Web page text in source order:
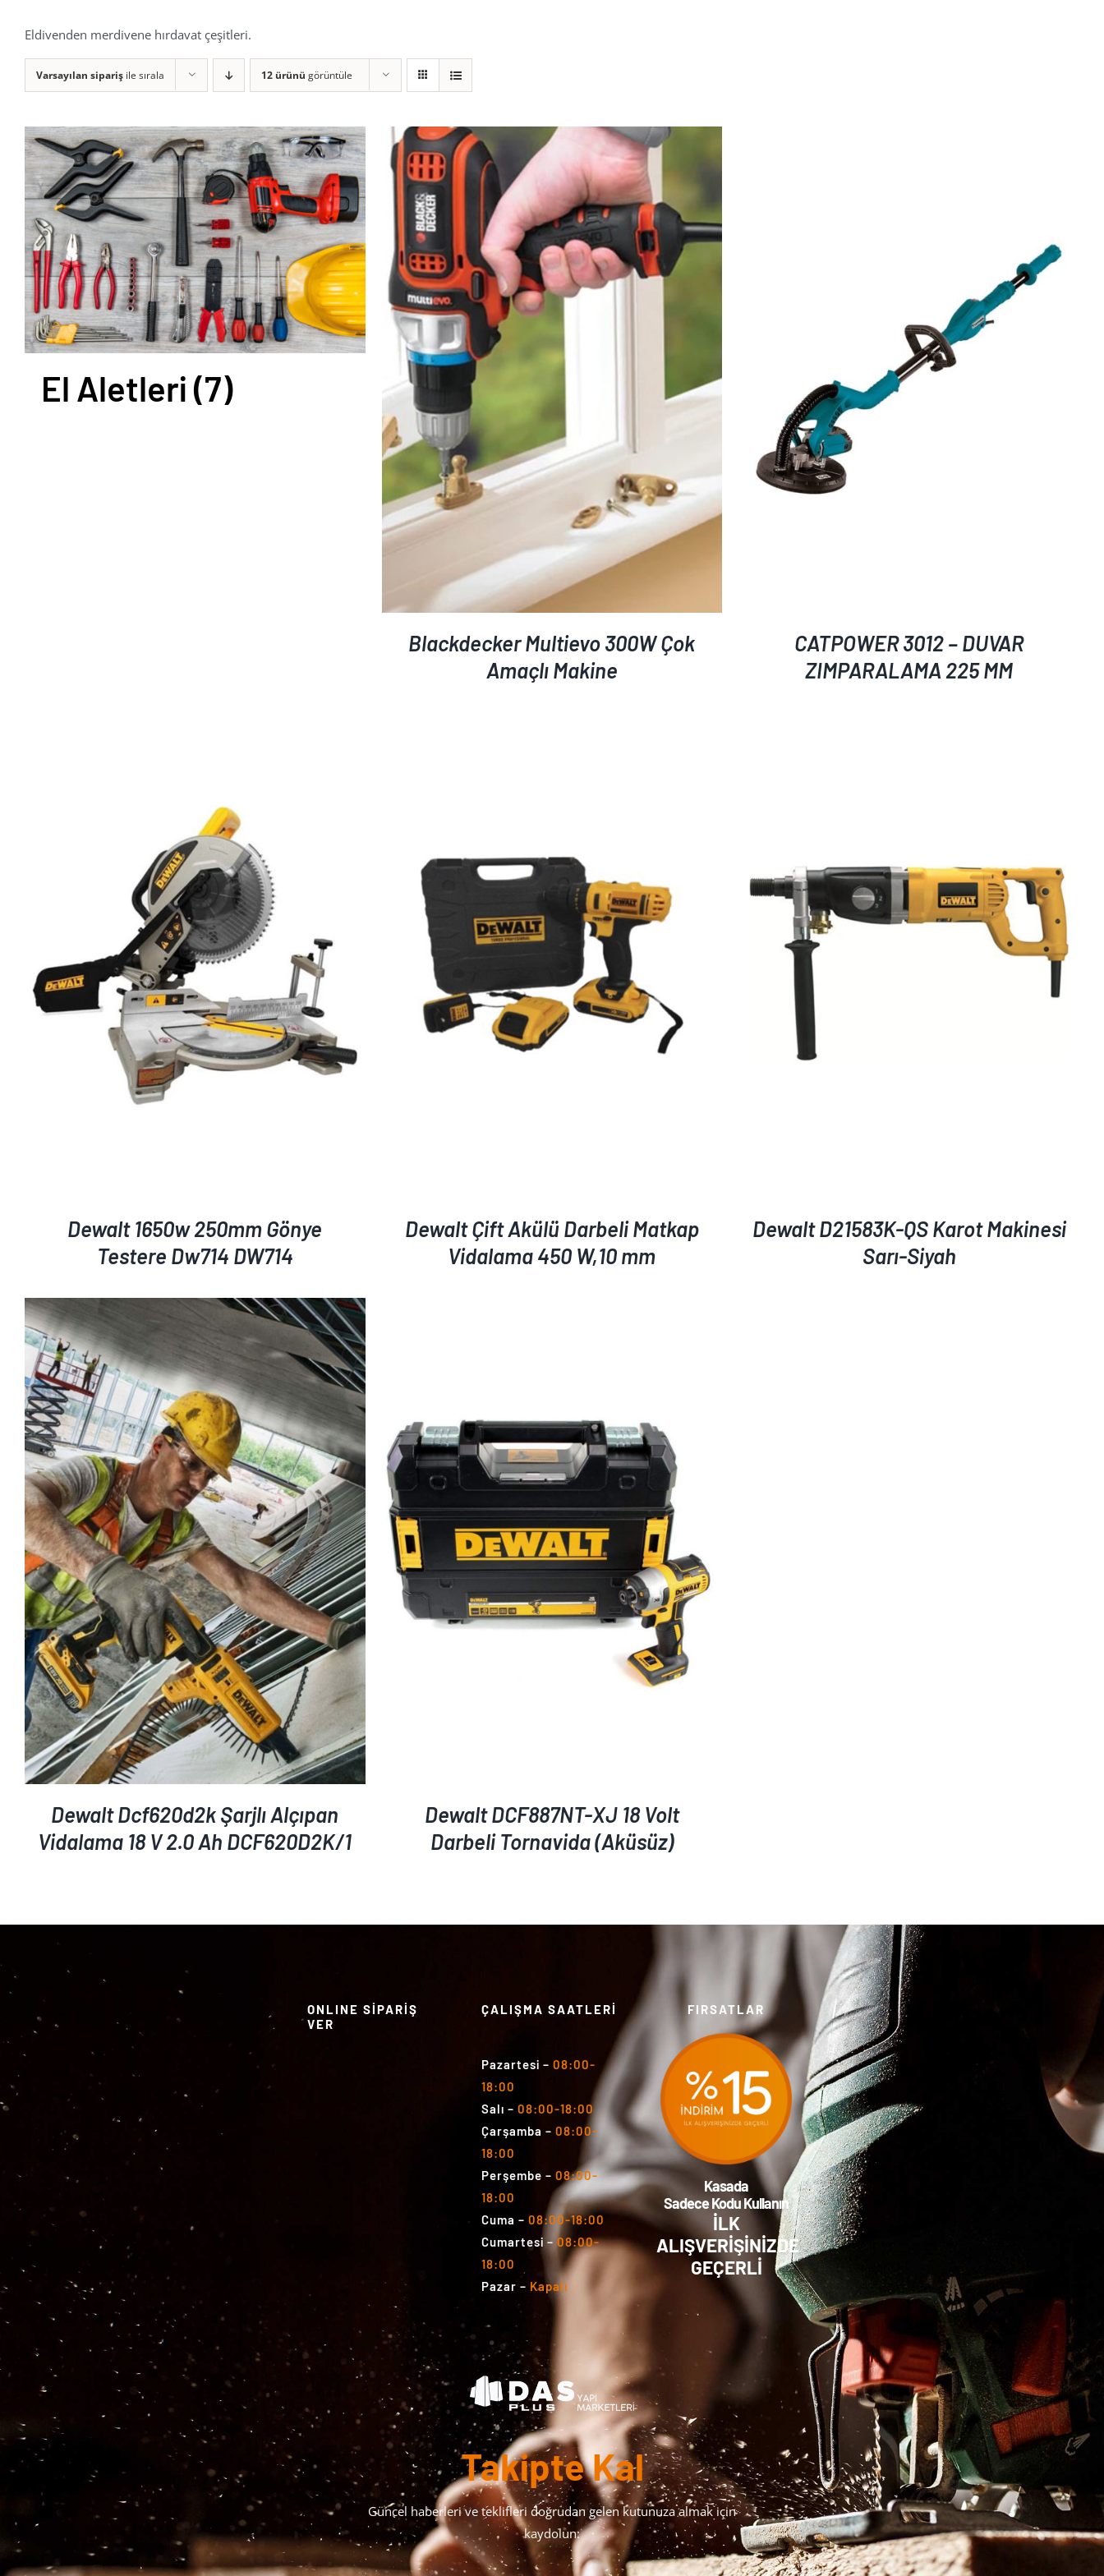
Eldivenden merdivene hırdavat çeşitleri.
Varsayılan sipariş ile sırala 12 ürünü görüntüle
El Aletleri (7)
Blackdecker Multievo 300W Çok
Amaçlı Makine
AYRINTILAR
CATPOWER 3012 – DUVAR
ZIMPARALAMA 225 MM
AYRINTILAR
Dewalt 1650w 250mm Gönye
Testere Dw714 DW714
Dewalt Çift Akülü Darbeli Matkap
Vidalama 450 W,10 mm
Dewalt D21583K-QS Karot Makinesi
Sarı-Siyah
AYRINTILAR
Dewalt Dcf620d2k Şarjlı Alçıpan
Vidalama 18 V 2.0 Ah DCF620D2K/1
AYRINTILAR
Dewalt DCF887NT-XJ 18 Volt
Darbeli Tornavida (Aküsüz)
ONLINE SİPARİŞ
VER
ÇALIŞMA SAATLERİ
Pazartesi –08:00-
18:00
Salı –08:00-18:00
Çarşamba –08:00-
18:00
Perşembe –08:00-
18:00
Cuma –08:00-18:00
Cumartesi –08:00-
18:00
Pazar – Kapalı
FIRSATLAR
Kasada
Sadece Kodu Kullanın
İLK
ALIŞVERİŞİNİZDE
GEÇERLİ
Takipte Kal
Güncel haberleri ve teklifleri doğrudan gelen kutunuza almak için
kaydolun: